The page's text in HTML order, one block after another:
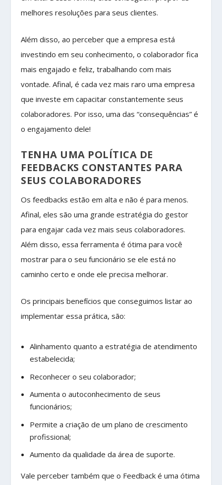
melhores resoluções para seus clientes.
Além disso, ao perceber que a empresa está
investindo em seu conhecimento, o colaborador fica
mais engajado e feliz, trabalhando com mais
vontade. Afinal, é cada vez mais raro uma empresa
que investe em capacitar constantemente seus
colaboradores. Por isso, uma das “consequências” é
o engajamento dele!
TENHA UMA POLÍTICA DE
FEEDBACKS CONSTANTES PARA
SEUS COLABORADORES
Os feedbacks estão em alta e não é para menos.
Afinal, eles são uma grande estratégia do gestor
para engajar cada vez mais seus colaboradores.
Além disso, essa ferramenta é ótima para você
mostrar para o seu funcionário se ele está no
caminho certo e onde ele precisa melhorar.
Os principais benefícios que conseguimos listar ao
implementar essa prática, são:
Alinhamento quanto a estratégia de atendimento
estabelecida;
Reconhecer o seu colaborador;
Aumenta o autoconhecimento de seus
funcionários;
Permite a criação de um plano de crescimento
profissional;
Aumento da qualidade da área de suporte.
Vale perceber também que o Feedback é uma ótima